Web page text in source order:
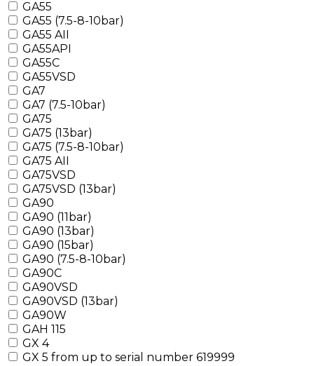
GA55
GA55 (7.5-8-10bar)
GA55 AII
GA55API
GA55C
GA55VSD
GA7
GA7 (7.5-10bar)
GA75
GA75 (13bar)
GA75 (7.5-8-10bar)
GA75 AII
GA75VSD
GA75VSD (13bar)
GA90
GA90 (11bar)
GA90 (13bar)
GA90 (15bar)
GA90 (7.5-8-10bar)
GA90C
GA90VSD
GA90VSD (13bar)
GA90W
GAH 115
GX 4
GX 5 from up to serial number 619999